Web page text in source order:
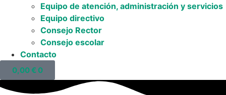
Equipo de atención, administración y servicios
Equipo directivo
Consejo Rector
Consejo escolar
Contacto
0,00€ 0